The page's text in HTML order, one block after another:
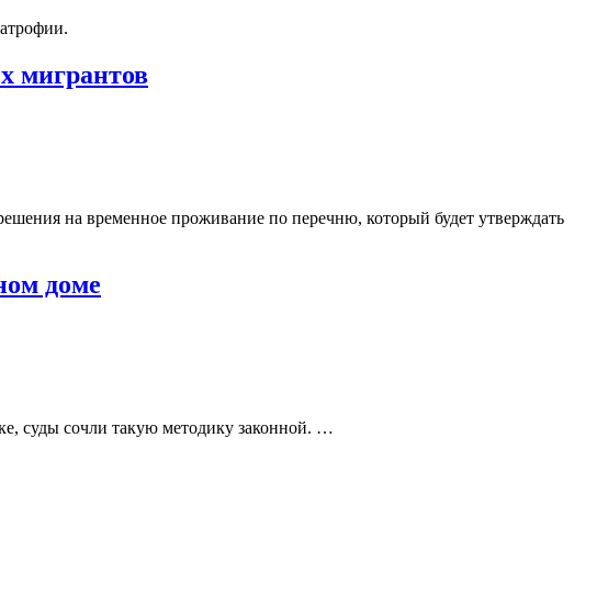
мигрантов
на временное проживание по перечню, который будет утверждать
доме
суды сочли такую методику законной. …